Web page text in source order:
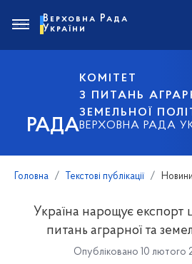
РАДА
КОМІТЕТ
З ПИТАНЬ
ЗЕМЕЛЬНОЇ
ВЕРХОВНА РАДА
Верховна Рада
України
Головна Текстові публікації Новини
Україна нарощує експорт
питань аграрної та
Опубліковано 10 лютого